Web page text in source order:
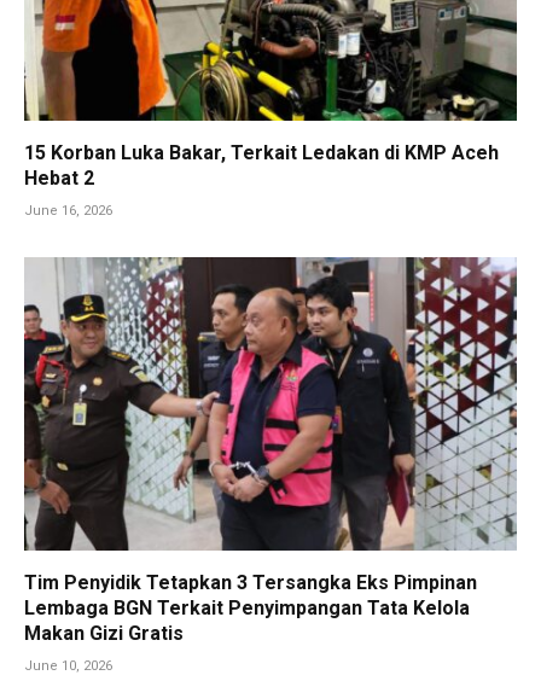
15 Korban Luka Bakar, Terkait Ledakan di KMP Aceh
Hebat 2
June 16, 2026
Tim Penyidik Tetapkan 3 Tersangka Eks Pimpinan
Lembaga BGN Terkait Penyimpangan Tata Kelola
Makan Gizi Gratis
June 10, 2026